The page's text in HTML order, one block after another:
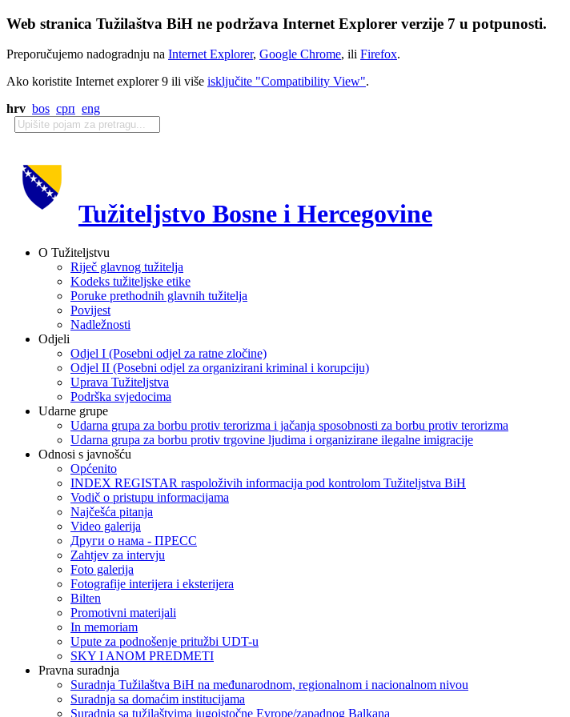
Web stranica Tužilaštva BiH ne podržava Internet Explorer verzije 7 u potpunosti.
Preporučujemo nadogradnju na Internet Explorer, Google Chrome, ili Firefox.
Ako koristite Internet explorer 9 ili više isključite "Compatibility View".
hrv bos срп eng
Tužiteljstvo Bosne i Hercegovine
O Tužiteljstvu
Riječ glavnog tužitelja
Kodeks tužiteljske etike
Poruke prethodnih glavnih tužitelja
Povijest
Nadležnosti
Odjeli
Odjel I (Posebni odjel za ratne zločine)
Odjel II (Posebni odjel za organizirani kriminal i korupciju)
Uprava Tužiteljstva
Podrška svjedocima
Udarne grupe
Udarna grupa za borbu protiv terorizma i jačanja sposobnosti za borbu protiv terorizma
Udarna grupa za borbu protiv trgovine ljudima i organizirane ilegalne imigracije
Odnosi s javnošću
Općenito
INDEX REGISTAR raspoloživih informacija pod kontrolom Tužiteljstva BiH
Vodič o pristupu informacijama
Najčešća pitanja
Video galerija
Други о нама - ПРЕСC
Zahtjev za intervju
Foto galerija
Fotografije interijera i eksterijera
Bilten
Promotivni materijali
In memoriam
Upute za podnošenje pritužbi UDT-u
SKY I ANOM PREDMETI
Pravna suradnja
Suradnja Tužilaštva BiH na međunarodnom, regionalnom i nacionalnom nivou
Suradnja sa domaćim institucijama
Suradnja sa tužilaštvima jugoistočne Evrope/zapadnog Balkana